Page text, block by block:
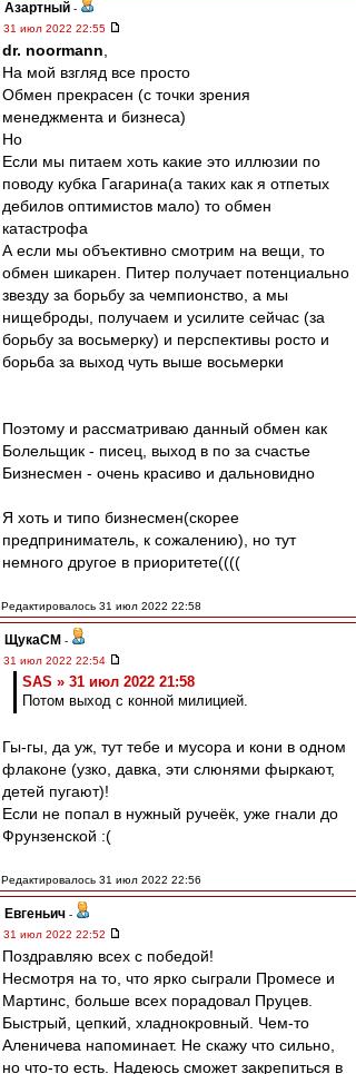
Азартный -
31 июл 2022 22:55
dr. noormann
На мой взгляд все просто
Обмен прекрасен (с точки зрения
менеджмента и бизнеса)
Но
Если мы питаем хоть какие это иллюзии по
поводу кубка Гагарина(а таких как я отпетых
дебилов оптимистов мало) то обмен
катастрофа
А если мы объективно смотрим на вещи, то
обмен шикарен. Питер получает потенциально
звезду за борьбу за чемпионство, а мы
нищеброды, получаем и усилите сейчас (за
борьбу за восьмерку) и перспективы росто и
борьба за выход чуть выше восьмерки
Поэтому и рассматриваю данный обмен как
Болельщик - писец, выход в по за счастье
Бизнесмен - очень красиво и дальновидно
Я хоть и типо бизнесмен(скорее
предприниматель, к сожалению), но тут
немного другое в приоритете((((
Редактировалось 31 июл 2022 22:58
ЩукаСМ -
31 июл 2022 22:54
SAS » 31 июл 2022 21:58
Потом выход с конной милицией.
Гы-гы, да уж, тут тебе и мусора и кони в одном
флаконе (узко, давка, эти слюнями фыркают,
детей пугают)!
Если не попал в нужный ручеёк, уже гнали до
Фрунзенской :(
Редактировалось 31 июл 2022 22:56
Евгеньич -
31 июл 2022 22:52
Поздравляю всех с победой!
Несмотря на то, что ярко сыграли Промесе и
Мартинс, больше всех порадовал Пруцев.
Быстрый, цепкий, хладнокровный. Чем-то
Аленичева напоминает. Не скажу что сильно,
но что-то есть. Надеюсь сможет закрепиться в